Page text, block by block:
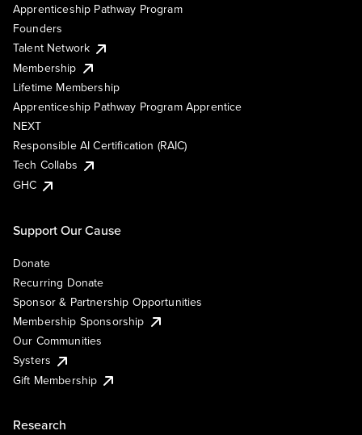
Apprenticeship Pathway Program
Founders
Talent Network
Membership
Lifetime Membership
Apprenticeship Pathway Program Apprentice
NEXT
Responsible AI Certification (RAIC)
Tech Collabs
GHC
Support Our Cause
Donate
Recurring Donate
Sponsor & Partnership Opportunities
Membership Sponsorship
Our Communities
Systers
Gift Membership
Research